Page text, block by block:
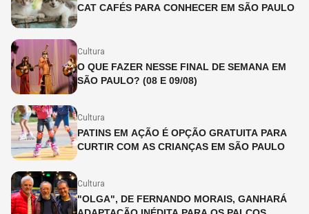
CAT CAFÉS PARA CONHECER EM SÃO PAULO
Cultura
O QUE FAZER NESSE FINAL DE SEMANA EM
SÃO PAULO? (08 E 09/08)
Cultura
PATINS EM AÇÃO É OPÇÃO GRATUITA PARA
CURTIR COM AS CRIANÇAS EM SÃO PAULO
Cultura
"OLGA", DE FERNANDO MORAIS, GANHARÁ